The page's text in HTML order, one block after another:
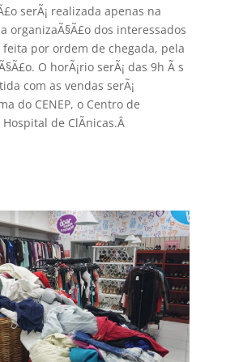
serÃ¡ realizada apenas na
organizaÃ§Ã£o dos interessados
feita por ordem de chegada, pela
O horÃ¡rio serÃ¡ das 9h Ã s
com as vendas serÃ¡
do CENEP, o Centro de
de ClÃ­nicas.Â